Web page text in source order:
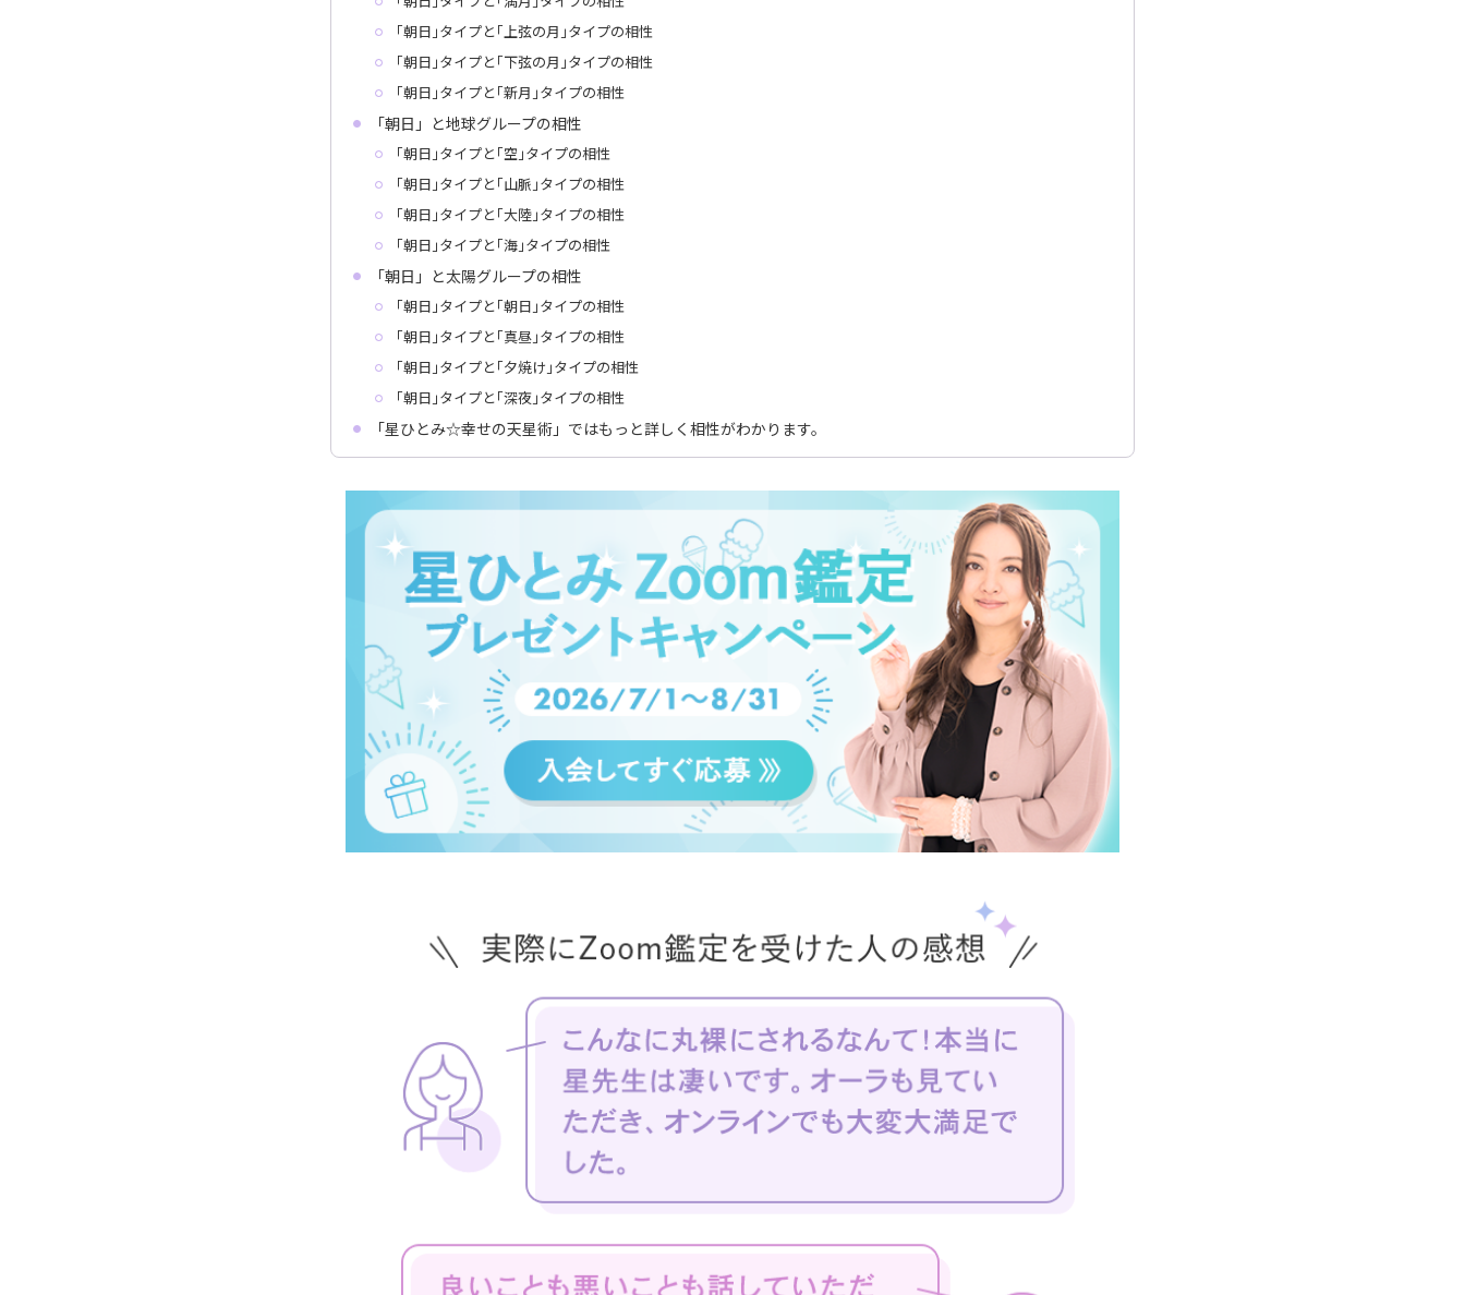
｢朝日｣タイプと｢上弦の月｣タイプの相性
｢朝日｣タイプと｢下弦の月｣タイプの相性
｢朝日｣タイプと｢新月｣タイプの相性
「朝日」と地球グループの相性
｢朝日｣タイプと｢空｣タイプの相性
｢朝日｣タイプと｢山脈｣タイプの相性
｢朝日｣タイプと｢大陸｣タイプの相性
｢朝日｣タイプと｢海｣タイプの相性
「朝日」と太陽グループの相性
｢朝日｣タイプと｢朝日｣タイプの相性
｢朝日｣タイプと｢真昼｣タイプの相性
｢朝日｣タイプと｢夕焼け｣タイプの相性
｢朝日｣タイプと｢深夜｣タイプの相性
「星ひとみ☆幸せの天星術」ではもっと詳しく相性がわかります。